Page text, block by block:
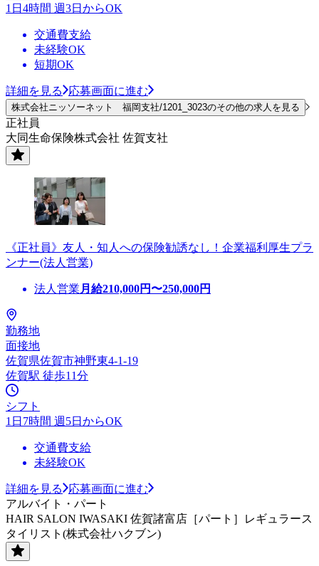
1日4時間 週3日からOK
交通費支給
未経験OK
短期OK
詳細を見る 応募画面に進む
株式会社ニッソーネット 福岡支社/1201_3023のその他の求人を見る
正社員
大同生命保険株式会社 佐賀支社
《正社員》友人・知人への保険勧誘なし！企業福利厚生プラ
ンナー(法人営業)
法人営業 月給210,000円〜250,000円
勤務地
面接地
佐賀県佐賀市神野東4-1-19
佐賀駅 徒歩11分
シフト
1日7時間 週5日からOK
交通費支給
未経験OK
詳細を見る
応募画面に進む
アルバイト・パート
HAIR SALON IWASAKI 佐賀諸富店［パート］レギュラース
タイリスト(株式会社ハクブン)